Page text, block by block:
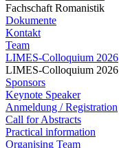
Fachschaft Romanistik
Dokumente
Kontakt
Team
LIMES-Colloquium 2026
LIMES-Colloquium 2026
Sponsors
Keynote Speaker
Anmeldung / Registration
Call for Abstracts
Practical information
Organising Team